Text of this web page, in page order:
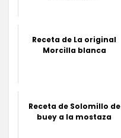
Receta de La original
Morcilla blanca
Receta de Solomillo de
buey a la mostaza